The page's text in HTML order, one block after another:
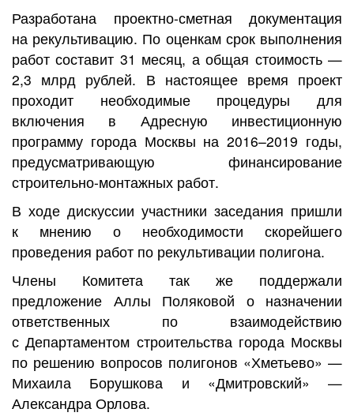
Разработана проектно-сметная документация
на рекультивацию. По оценкам срок выполнения
работ составит 31 месяц, а общая стоимость —
2,3 млрд рублей. В настоящее время проект
проходит необходимые процедуры для
включения в Адресную инвестиционную
программу города Москвы на 2016–2019 годы,
предусматривающую финансирование
строительно-монтажных работ.
В ходе дискуссии участники заседания пришли
к мнению о необходимости скорейшего
проведения работ по рекультивации полигона.
Члены Комитета так же поддержали
предложение Аллы Поляковой о назначении
ответственных по взаимодействию
с Департаментом строительства города Москвы
по решению вопросов полигонов «Хметьево» —
Михаила Борушкова и «Дмитровский» —
Александра Орлова.